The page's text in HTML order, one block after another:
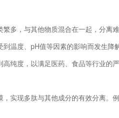
，与其他物质混合在一起，分离难
度、pH值等因素的影响而发生降
度，以满足医药、食品等行业的严
实现多肽与其他成分的有效分离。